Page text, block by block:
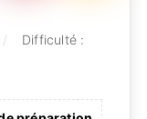
Difficulté :